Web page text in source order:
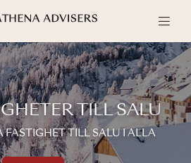
TILL SALU
FASTIGHET TILL SALU I ALLA